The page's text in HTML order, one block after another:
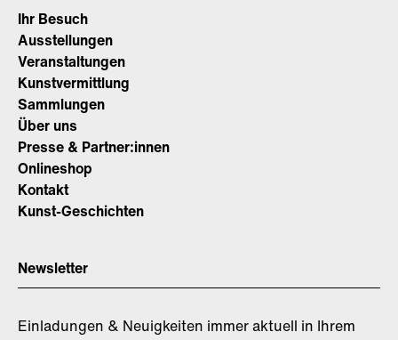
Ihr Besuch
Ausstellungen
Veranstaltungen
Kunstvermittlung
Sammlungen
Über uns
Presse & Partner:innen
Onlineshop
Kontakt
Kunst-Geschichten
Newsletter
Einladungen & Neuigkeiten immer aktuell in Ihrem